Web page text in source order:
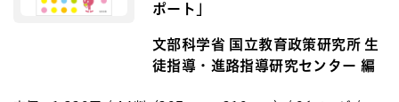
ポート」
文部科学省 国立教育政策研究所 生
徒指導・進路指導研究センター 編